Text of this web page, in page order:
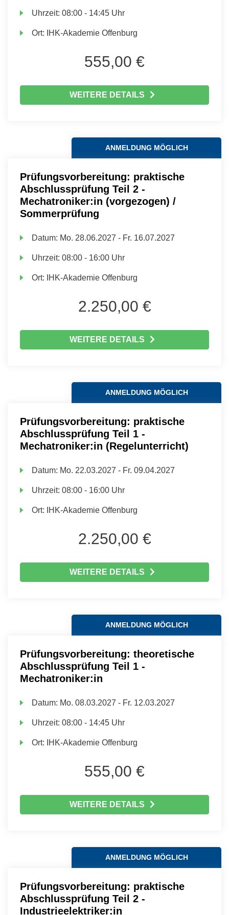
Uhrzeit:08:00 - 14:45 Uhr
Ort: IHK-Akademie Offenburg
555,00 €
WEITERE DETAILS
ANMELDUNG MÖGLICH
Prüfungsvorbereitung: praktische
Abschlussprüfung Teil 2 -
Mechatroniker:in (vorgezogen) /
Sommerprüfung
Datum: Mo. 28.06.2027 - Fr. 16.07.2027
Uhrzeit:08:00 - 16:00 Uhr
Ort: IHK-Akademie Offenburg
2.250,00 €
WEITERE DETAILS
ANMELDUNG MÖGLICH
Prüfungsvorbereitung: praktische
Abschlussprüfung Teil 1 -
Mechatroniker:in (Regelunterricht)
Datum: Mo. 22.03.2027 - Fr. 09.04.2027
Uhrzeit:08:00 - 16:00 Uhr
Ort: IHK-Akademie Offenburg
2.250,00 €
WEITERE DETAILS
ANMELDUNG MÖGLICH
Prüfungsvorbereitung: theoretische
Abschlussprüfung Teil 1 -
Mechatroniker:in
Datum: Mo. 08.03.2027 - Fr. 12.03.2027
Uhrzeit:08:00 - 14:45 Uhr
Ort: IHK-Akademie Offenburg
555,00 €
WEITERE DETAILS
ANMELDUNG MÖGLICH
Prüfungsvorbereitung: praktische
Abschlussprüfung Teil 2 -
Industrieelektriker:in